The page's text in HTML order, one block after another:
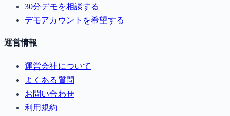
30分デモを相談する
デモアカウントを希望する
運営情報
運営会社について
よくある質問
お問い合わせ
利用規約